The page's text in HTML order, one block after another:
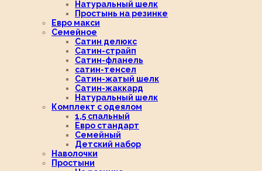
Натуральный шелк
Простынь на резинке
Евро макси
Семейное
Сатин делюкс
Сатин-страйп
Сатин-фланель
сатин-тенсел
Сатин-жатый шелк
Сатин-жаккард
Натуральный шелк
Комплект с одеялом
1,5 спальный
Евро стандарт
Семейный
Детский набор
Наволочки
Простыни